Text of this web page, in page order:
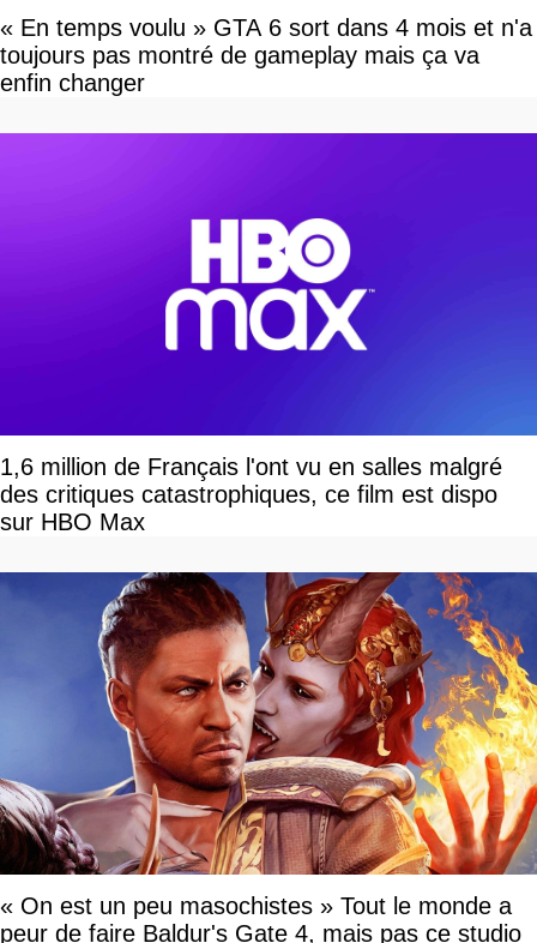
« En temps voulu » GTA 6 sort dans 4 mois et n'a
toujours pas montré de gameplay mais ça va
enfin changer
1,6 million de Français l'ont vu en salles malgré
des critiques catastrophiques, ce film est dispo
sur HBO Max
« On est un peu masochistes » Tout le monde a
peur de faire Baldur's Gate 4, mais pas ce studio